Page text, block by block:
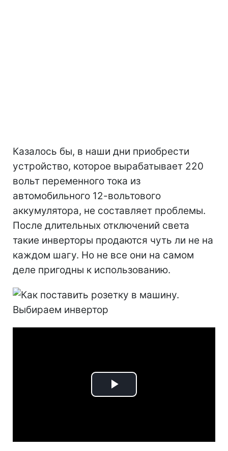
Казалось бы, в наши дни приобрести
устройство, которое вырабатывает 220
вольт переменного тока из
автомобильного 12-вольтового
аккумулятора, не составляет проблемы.
После длительных отключений света
такие инверторы продаются чуть ли не на
каждом шагу. Но не все они на самом
деле пригодны к использованию.
Play